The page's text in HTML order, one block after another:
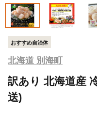
おすすめ自治体
北海道 別海町
訳あり 北海道産
送)